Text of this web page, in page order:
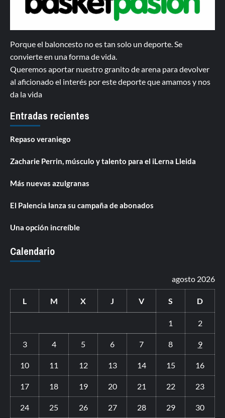
Porque el baloncesto no es tan solo un deporte. Se
convierte en una forma de vida.
Queremos aportar nuestro granito de arena para devolver
al aficionado el interés por este deporte que amamos y nos
da la vida
Entradas recientes
Repaso veraniego
Zacharie Perrin, músculo y talento para el iLerna Lleida
Más nuevas azulgranas
El Palencia lanza su campaña de abonados
Una opción increíble
Calendario
agosto 2026
L M X J V S D
1 2
3 4 5 6 7 8 9
10 11 12 13 14 15 16
17 18 19 20 21 22 23
24 25 26 27 28 29 30